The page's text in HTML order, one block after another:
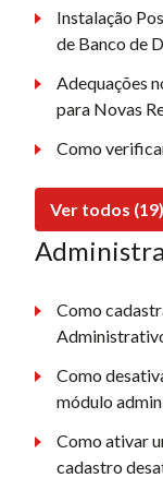
Instalação
de Banco de
Adequações
para Novas
Como
Ver todos (19)
Como
Como
módulo
Como ativar
cadastro